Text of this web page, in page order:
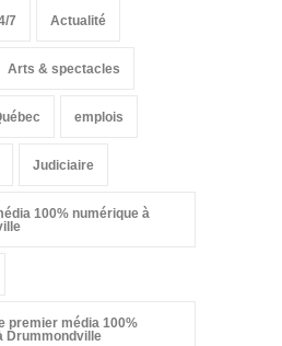
7 Actualité
Arts & spectacles
emplois
Judiciaire
100% numérique à
premier média 100%
Drummondville